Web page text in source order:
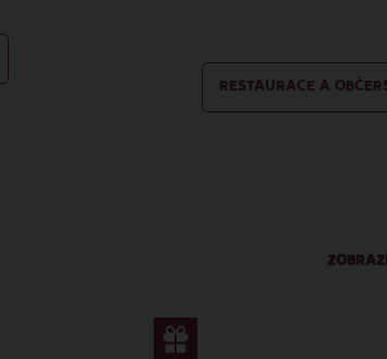
RESTAURACE A